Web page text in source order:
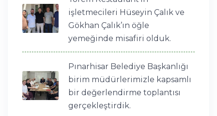
işletmecileri Hüseyin Çalık ve
Gökhan Çalık’ın öğle
yemeğinde misafiri olduk.
Pınarhisar Belediye Başkanlığı
birim müdürlerimizle kapsamlı
bir değerlendirme toplantısı
gerçekleştirdik.